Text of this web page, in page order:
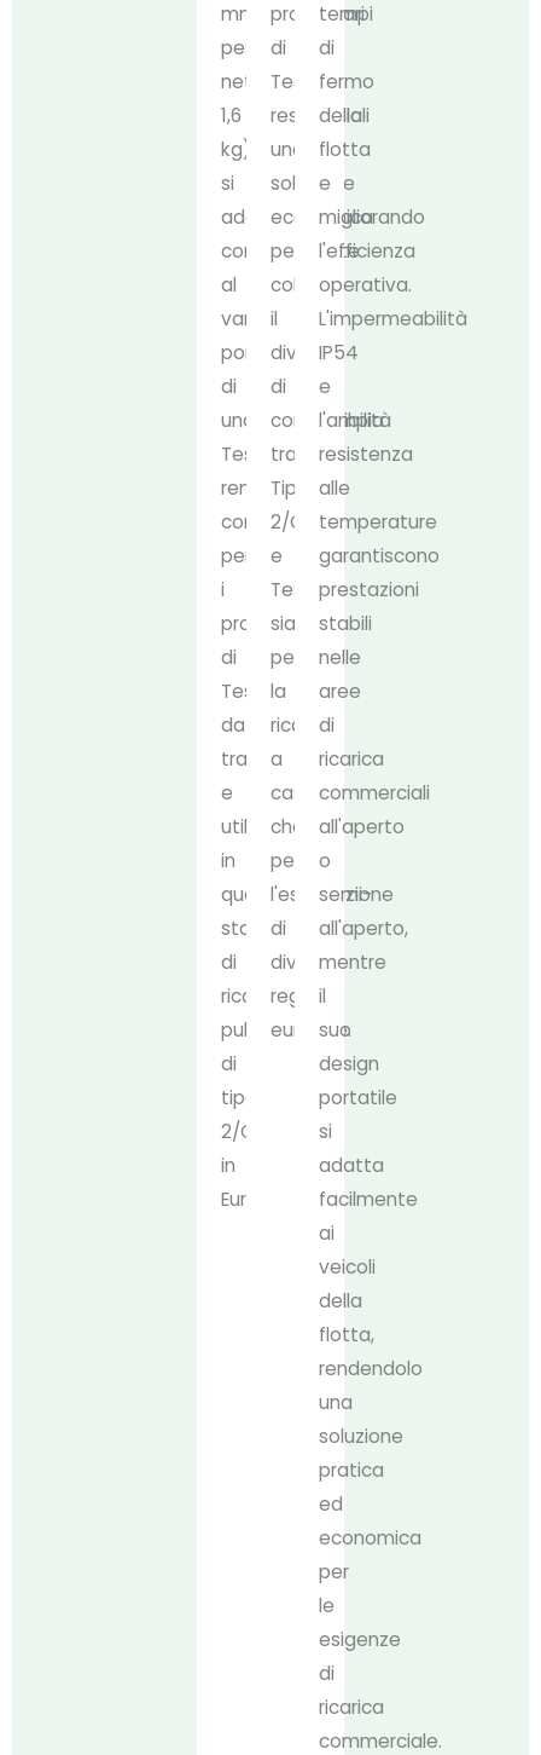
mm,
peso
netto:
1,6
kg)
si
adatta
comodamente
al
vano
portaoggetti
di
una
Tesla,
rendendolo
comodo
per
i
proprietari
di
Tesla
da
trasportare
e
utilizzare
in
qualsiasi
stazione
di
ricarica
pubblica
di
tipo
2/CCS2
in
Europa.
proprietari
di
Tesla
residenziali
una
soluzione
economica
per
colmare
il
divario
di
compatibilità
tra
Tipo
2/CCS2
e
Tesla,
sia
per
la
ricarica
a
casa
che
per
l'esplorazione
di
diverse
regioni
europee.
tempi
di
fermo
della
flotta
e
migliorando
l'efficienza
operativa.
L'impermeabilità
IP54
e
l'ampia
resistenza
alle
temperature
garantiscono
prestazioni
stabili
nelle
aree
di
ricarica
commerciali
all'aperto
o
semi-
all'aperto,
mentre
il
suo
design
portatile
si
adatta
facilmente
ai
veicoli
della
flotta,
rendendolo
una
soluzione
pratica
ed
economica
per
le
esigenze
di
ricarica
commerciale.